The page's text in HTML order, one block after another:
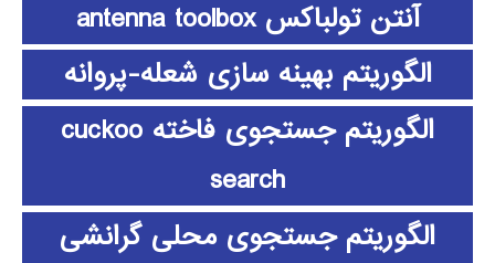
آنتن تولباکس antenna toolbox
الگوریتم بهینه سازی شعله-پروانه
الگوریتم جستجوی فاخته cuckoo
search
الگوریتم جستجوی محلی گرانشی